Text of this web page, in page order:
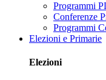
Programmi
Conferenze
Programmi
Elezioni e Primarie
Elezioni